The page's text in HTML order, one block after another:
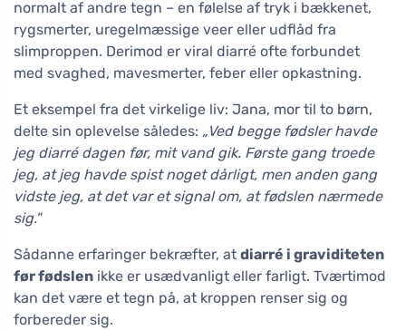
normalt af andre tegn – en følelse af tryk i bækkenet,
rygsmerter, uregelmæssige veer eller udflåd fra
slimproppen. Derimod er viral diarré ofte forbundet
med svaghed, mavesmerter, feber eller opkastning.
Et eksempel fra det virkelige liv: Jana, mor til to børn,
delte sin oplevelse således: „Ved begge fødsler havde
jeg diarré dagen før, mit vand gik. Første gang troede
jeg, at jeg havde spist noget dårligt, men anden gang
vidste jeg, at det var et signal om, at fødslen nærmede
sig."
Sådanne erfaringer bekræfter, at diarré i graviditeten
før fødslen ikke er usædvanligt eller farligt. Tværtimod
kan det være et tegn på, at kroppen renser sig og
forbereder sig.